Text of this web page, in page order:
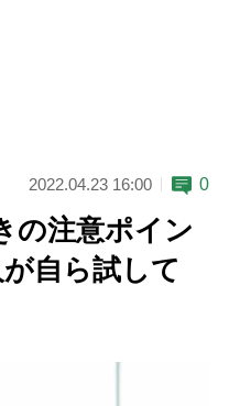
2022.04.23 16:00 0
の注意ポイン
自ら試して